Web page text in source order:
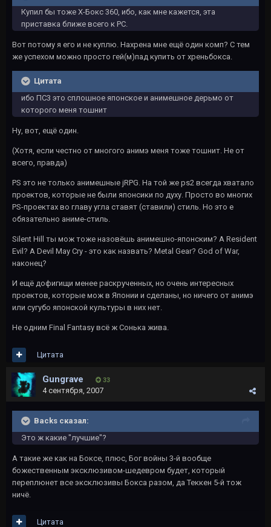
Купил бы тоже Х-Бокс 360, ибо, как мне кажется, эта
приставка ближе всего к РС.
Вот потому я его и не куплю. Нахрена мне ещё один комп? С тем
же успехом можно просто гей(м)пад купить от хреньбокса.
Цитата
ибо ПС3 это сплошное японское и анимешное дерьмо от
которого меня тошнит
Ну, вот, ещё один.
(Хотя, если честно от многого анимэ меня тоже тошнит. Не от
всего, правда)
PS это не только анимешные jRPG. На той же ps2 всегда хватало
проектов, которые не были японсики по духу. Просто во многих
PS-проектах во главу угла ставят (ставили) стиль. Но это е
обязательно аниме-стиль.
Silent Hill ты мож тоже назовёшь анимешно-японским? А Resident
Evil? А Devil May Cry - это как назвать? Metal Gear? God of War,
наконец?
И ещё дофигищи менее раскрученных, но очень интересных
проектов, которые мож в Японии и сделаны, но ничего от анимэ
или сугубо японской культуры в них нет.
Не одним Final Fantasy всё ж Сонька жива.
Цитата
Gungrave 33
4 сентября, 2007
Backs сказал:
Это ж какие "лучшие"?
А такие же как на Боксе, плюс, Бог войны 3-й вообще
божественным эксклюзивом-шедевром будет, который
переплюнет все эксклюзивы Бокса разом, да Теккен 5-й тож
ничё.
Цитата